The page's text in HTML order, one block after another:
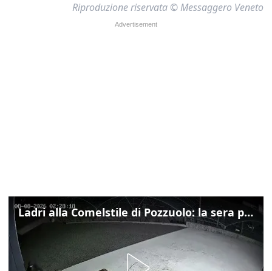
Riproduzione riservata © Messaggero Veneto
Ladri alla Comelstile di Pozzuolo: la sera prima il tentato furto a Buja, ecco le immagini